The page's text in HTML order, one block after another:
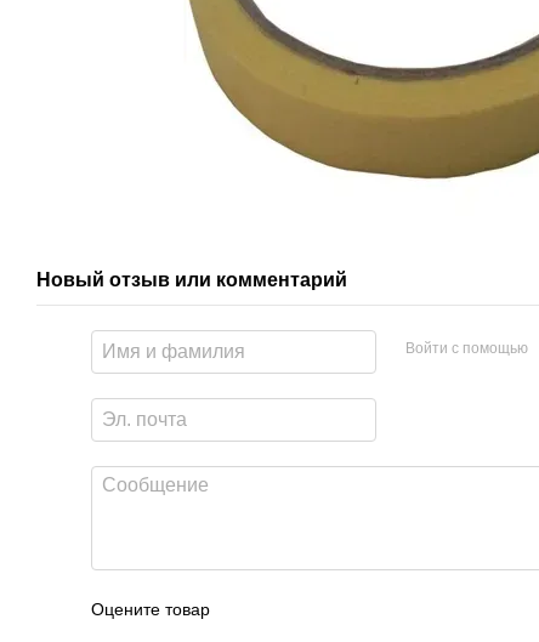
Новый отзыв или комментарий
Войти с помощью
Оцените товар